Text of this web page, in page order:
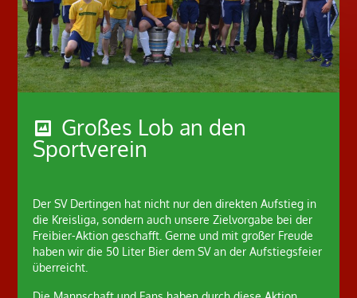
Großes Lob an den
Sportverein
Der SV Dertingen hat nicht nur den direkten Aufstieg in
die Kreisliga, sondern auch unsere Zielvorgabe bei der
Freibier-Aktion geschafft. Gerne und mit großer Freude
haben wir die 50 Liter Bier dem SV an der Aufstiegsfeier
überreicht.